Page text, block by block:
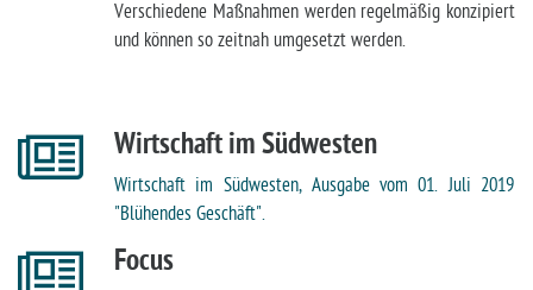
Verschiedene Maßnahmen werden regelmäßig konzipiert
und können so zeitnah umgesetzt werden.
Wirtschaft im Südwesten
Wirtschaft im Südwesten, Ausgabe vom 01. Juli 2019
"Blühendes Geschäft".
Focus